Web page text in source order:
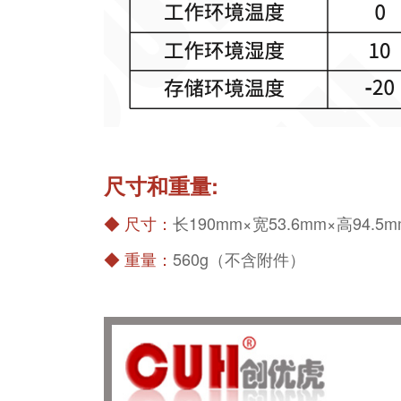
尺寸和重量:
◆ 尺寸： 长190mm×宽53.6mm×高
◆ 重量： 560g（不含附件）